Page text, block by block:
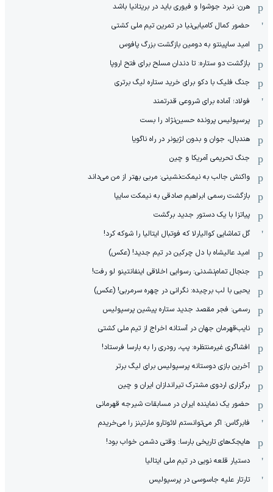
هرن: نبرد جوشوا و فیوری باید در بریتانیا باشد
حضور کمال کامیابی‌نیا در تمرین تیم ملی کشتی
امید ساپینتو به دومین بازگشت بزرگ پافوس
بازگشت دو ستاره: تا دندان مسلح برای فتح اروپا
جنگ فلیک با دکو برای خرید ستاره لیگ برتری
فولاد؛ آماده برای شروعی قدرتمند
پرسپولیس پرونده حسین‌نژاد را بست
هندبال، جوان و بدون لژیونر در راه ناگویا
جنگ تحریمی آمریکا و چین
واکنش جالب به نیمکت‌نشینی: مربی بهتر از من می‌داند
بازگشت رسمی ابراهیم صادقی به نیمکت سایپا
پیاتزا با یک دستور جدید برگشت
گل تماشایی کوالیارلا که فوتبال ایتالیا را شوکه کرد!
امید عالیشاه با دل چرکین در تیم جدید! (عکس)
جنجال تمام‌نشدنی:‌ رسوایی اخلاقی اینفانتینو لو رفت!
یحیی با لب برچیده: نگرانی در چهره سرمربی! (عکس)
رسمی: فجر مقصد جدید ستاره پیشین پرسپولیس
نایب‌قهرمان جهان در آستانه اخراج از تیم ملی کشتی
افشاگری غیرمنتظره: پپ، رودری را به بارسا فرستاد!
آخرین بازی دوستانه پرسپولیس برای لیگ برتر
برگزاری اردوی مشترک تیراندازان ایران و چین
حضور یک نماینده ایران در مسابقات شیرجه قهرمانی
فابرگاس: اگر می‌توانستم لائوتارو مارتینز را می‌خریدم
هایجک‌های تاریخی بارسا: وقتی دشمن خواب بود!
دستیار قلعه نویی در تیم ملی ایتالیا
تارتار علیه جاسوسی در پرسپولیس